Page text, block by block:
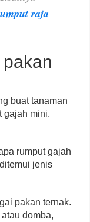
raja
buat tanaman
gajah mini.
rumput gajah
jenis
pakan ternak.
domba,